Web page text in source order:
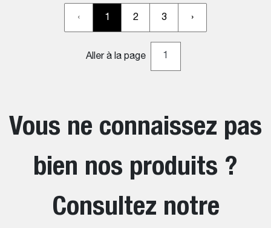
‹ 1 2 3 ›
Aller à la page
Vous ne connaissez pas
bien nos produits ?
Consultez notre